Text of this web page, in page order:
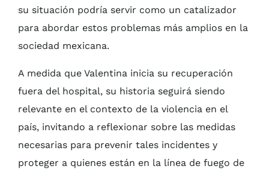
su situación podría servir como un catalizador
para abordar estos problemas más amplios en la
sociedad mexicana.
A medida que Valentina inicia su recuperación
fuera del hospital, su historia seguirá siendo
relevante en el contexto de la violencia en el
país, invitando a reflexionar sobre las medidas
necesarias para prevenir tales incidentes y
proteger a quienes están en la línea de fuego de